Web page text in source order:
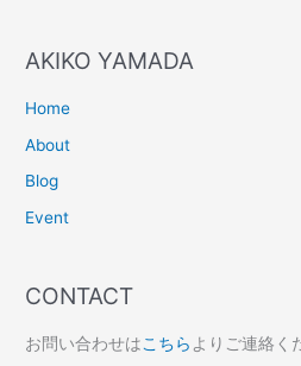
AKIKO YAMADA
Home
About
Blog
Event
CONTACT
お問い合わせはこちら よりご連絡く